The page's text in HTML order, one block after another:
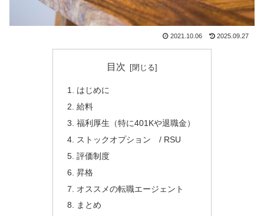
2021.10.06 2025.09.27
目次
はじめに
給料
福利厚生（特に401Kや退職金）
ストックオプション / RSU
評価制度
昇格
オススメの転職エージェント
まとめ